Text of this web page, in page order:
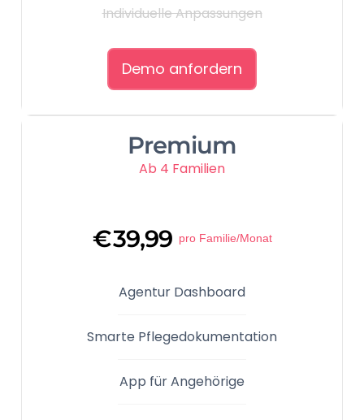
Individuelle Anpassungen​
Demo anfordern
Premium
Ab 4 Familien
€39,99 pro Familie/Monat
Agentur Dashboard
Smarte Pflegedokumentation
App für Angehörige